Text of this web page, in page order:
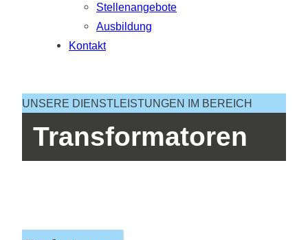
Stellenangebote
Ausbildung
Kontakt
UNSERE DIENSTLEISTUNGEN IM BEREICH
Transformatoren